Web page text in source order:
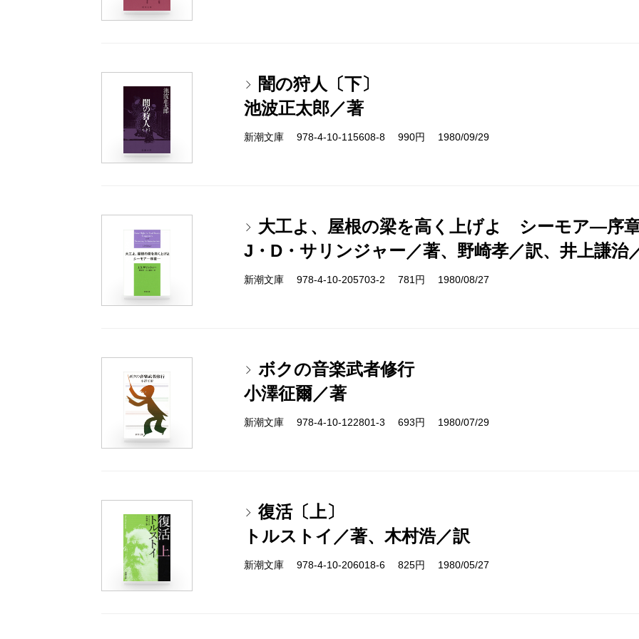
闇の狩人〔下〕
池波正太郎／著
新潮文庫 978-4-10-115608-8 990円 1980/09/29
大工よ、屋根の梁を高く上げよ シーモア―序
J・D・サリンジャー／著、野崎孝／訳、井上謙治
新潮文庫 978-4-10-205703-2 781円 1980/08/27
ボクの音楽武者修行
小澤征爾／著
新潮文庫 978-4-10-122801-3 693円 1980/07/29
復活〔上〕
トルストイ／著、木村浩／訳
新潮文庫 978-4-10-206018-6 825円 1980/05/27